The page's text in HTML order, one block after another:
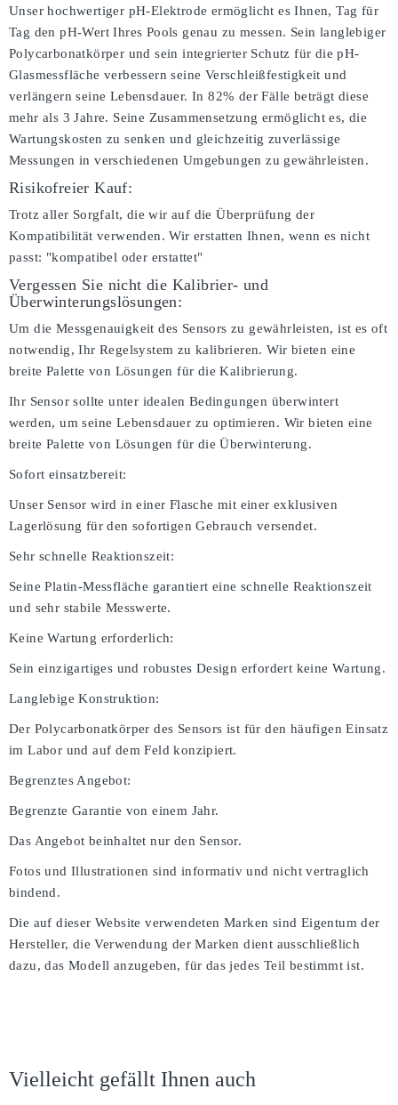
Unser hochwertiger pH-Elektrode ermöglicht es Ihnen, Tag für
Tag den pH-Wert Ihres Pools genau zu messen. Sein langlebiger
Polycarbonatkörper und sein integrierter Schutz für die pH-
Glasmessfläche verbessern seine Verschleißfestigkeit und
verlängern seine Lebensdauer. In 82% der Fälle beträgt diese
mehr als 3 Jahre. Seine Zusammensetzung ermöglicht es, die
Wartungskosten zu senken und gleichzeitig zuverlässige
Messungen in verschiedenen Umgebungen zu gewährleisten.
Risikofreier Kauf:
Trotz aller Sorgfalt, die wir auf die Überprüfung der
Kompatibilität verwenden. Wir erstatten Ihnen, wenn es nicht
passt: "kompatibel oder erstattet"
Vergessen Sie nicht die Kalibrier- und
Überwinterungslösungen:
Um die Messgenauigkeit des Sensors zu gewährleisten, ist es oft
notwendig, Ihr Regelsystem zu kalibrieren. Wir bieten eine
breite Palette von Lösungen für die Kalibrierung.
Ihr Sensor sollte unter idealen Bedingungen überwintert
werden, um seine Lebensdauer zu optimieren. Wir bieten eine
breite Palette von Lösungen für die Überwinterung.
Sofort einsatzbereit:
Unser Sensor wird in einer Flasche mit einer exklusiven
Lagerlösung für den sofortigen Gebrauch versendet.
Sehr schnelle Reaktionszeit:
Seine Platin-Messfläche garantiert eine schnelle Reaktionszeit
und sehr stabile Messwerte.
Keine Wartung erforderlich:
Sein einzigartiges und robustes Design erfordert keine Wartung.
Langlebige Konstruktion:
Der Polycarbonatkörper des Sensors ist für den häufigen Einsatz
im Labor und auf dem Feld konzipiert.
Begrenztes Angebot:
Begrenzte Garantie von einem Jahr.
Das Angebot beinhaltet nur den Sensor.
Fotos und Illustrationen sind informativ und nicht vertraglich
bindend.
Die auf dieser Website verwendeten Marken sind Eigentum der
Hersteller, die Verwendung der Marken dient ausschließlich
dazu, das Modell anzugeben, für das jedes Teil bestimmt ist.
Vielleicht gefällt Ihnen auch